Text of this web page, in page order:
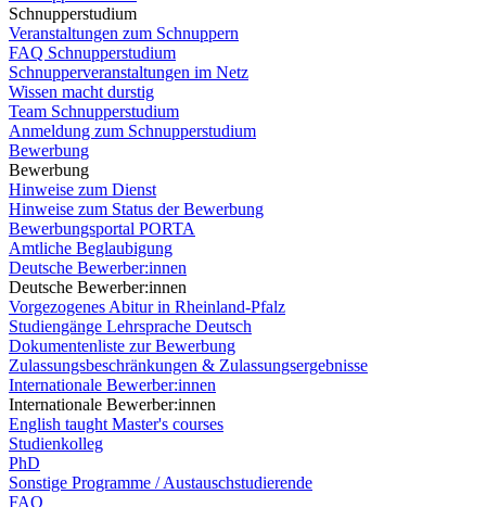
Schnupperstudium
Veranstaltungen zum Schnuppern
FAQ Schnupperstudium
Schnupperveranstaltungen im Netz
Wissen macht durstig
Team Schnupperstudium
Anmeldung zum Schnupperstudium
Bewerbung
Bewerbung
Hinweise zum Dienst
Hinweise zum Status der Bewerbung
Bewerbungsportal PORTA
Amtliche Beglaubigung
Deutsche Bewerber:innen
Deutsche Bewerber:innen
Vorgezogenes Abitur in Rheinland-Pfalz
Studiengänge Lehrsprache Deutsch
Dokumentenliste zur Bewerbung
Zulassungsbeschränkungen & Zulassungsergebnisse
Internationale Bewerber:innen
Internationale Bewerber:innen
English taught Master's courses
Studienkolleg
PhD
Sonstige Programme / Austauschstudierende
FAQ